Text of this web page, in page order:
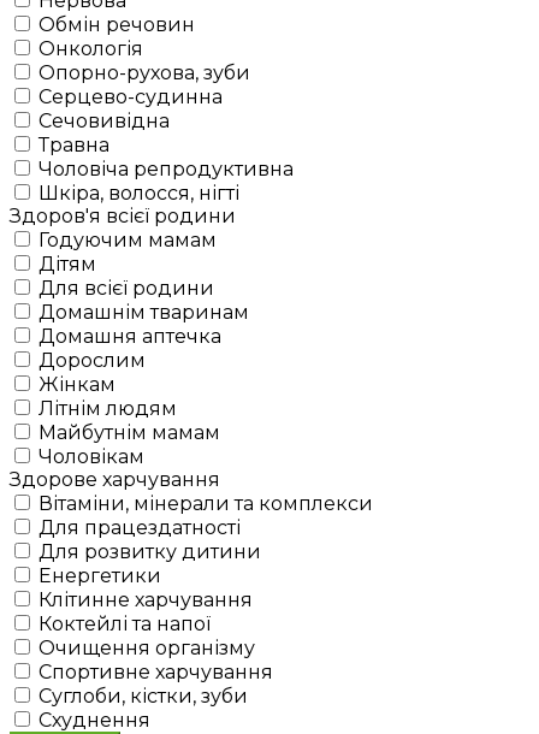
Обмін речовин
Онкологія
Опорно-рухова, зуби
Серцево-судинна
Сечовивідна
Травна
Чоловіча репродуктивна
Шкіра, волосся, нігті
Здоров'я всієї родини
Годуючим мамам
Дітям
Для всієї родини
Домашнім тваринам
Домашня аптечка
Дорослим
Жінкам
Літнім людям
Майбутнім мамам
Чоловікам
Здорове харчування
Вітаміни, мінерали та комплекси
Для працездатності
Для розвитку дитини
Енергетики
Клітинне харчування
Коктейлі та напої
Очищення організму
Спортивне харчування
Суглоби, кістки, зуби
Схуднення